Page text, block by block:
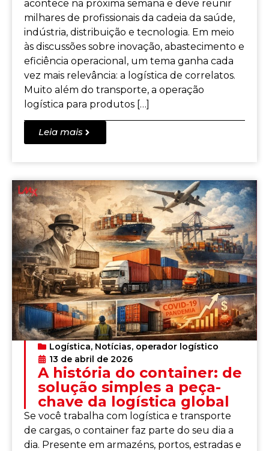
acontece na próxima semana e deve reunir
milhares de profissionais da cadeia da saúde,
indústria, distribuição e tecnologia. Em meio
às discussões sobre inovação, abastecimento e
eficiência operacional, um tema ganha cada
vez mais relevância: a logística de correlatos.
Muito além do transporte, a operação
logística para produtos […]
Leia mais
Logística, Notícias, operador logístico
13 de abril de 2026
A história do container: de
solução simples a peça-
chave da logística global
Se você trabalha com logística e transporte
de cargas, o container faz parte do seu dia a
dia. Presente em armazéns, portos, estradas e